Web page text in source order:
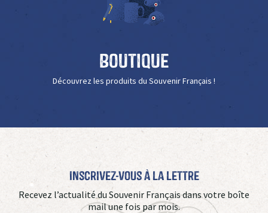
Boutique
Découvrez les produits du Souvenir Français !
Inscrivez-vous à La Lettre
Recevez l’actualité du Souvenir Français dans votre boîte
mail une fois par mois.